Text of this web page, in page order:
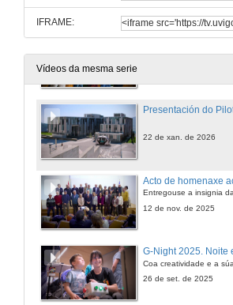
IFRAME:
Vídeos da mesma serie
Presentación do
22 de xan. de 2026
12 de nov. de 2025
26 de set. de 2025